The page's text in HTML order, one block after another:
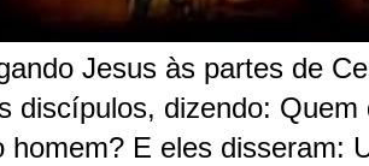
Jesus às partes de
discípulos, dizendo:
homem? E eles disseram: